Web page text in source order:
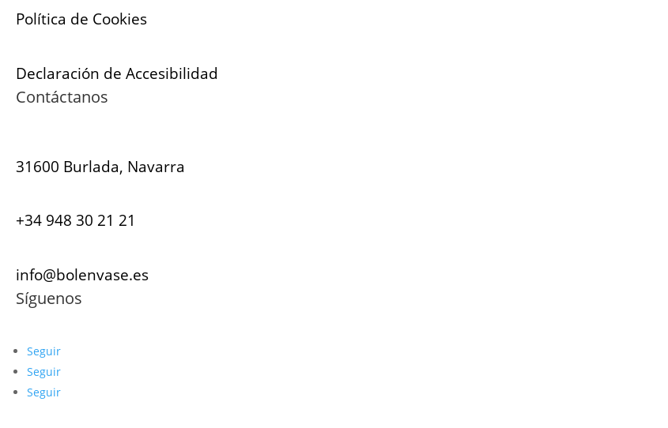
Política de Cookies
Declaración de Accesibilidad
Contáctanos
31600 Burlada, Navarra
+34 948 30 21 21
info@bolenvase.es
Síguenos
Seguir
Seguir
Seguir